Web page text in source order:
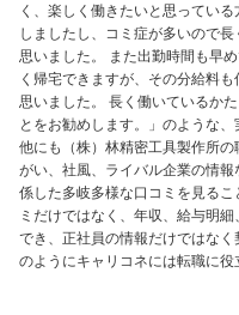
く、楽しく働きたいと思ってい
しましたし、コミ症が多いので
思いました。 また出勤時間も早
く帰宅できますが、その分給料
思いました。 長く働いているか
とをお勧めします。」のような
他にも（株）林精密工具製作所
がい、社風、ライバル企業の情
係した多岐多様な口コミを見る
ミだけではなく、年収、給与明
でき、正社員の情報だけではな
のようにキャリコネには転職に役